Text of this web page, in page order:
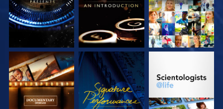
DÉCOUVRIR LES
SÉRIES
REGARDER
DÉCOUVRIR LES